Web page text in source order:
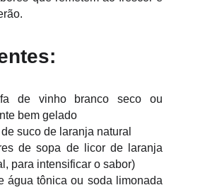
de vinho branco seco ou
bem gelado
suco de laranja natural
de sopa de licor de laranja
para intensificar o sabor)
água tônica ou soda limonada